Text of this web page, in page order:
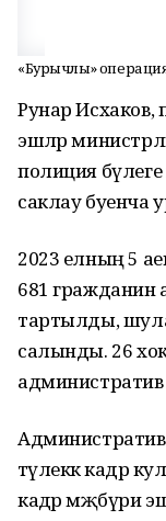
«Бурычлы»
Рунар Исхаков,
эшләр
полиция бүлеге
саклау буенча
2023 елның 5
681
тартылды,
салынды. 26
Административ
тәүлеккә кадәр
кадәр мәҗбүри